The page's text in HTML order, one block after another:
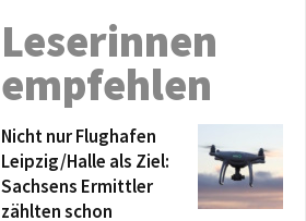
Leserinnen
empfehlen
Nicht nur Flughafen
Leipzig/Halle als Ziel:
Sachsens Ermittler
zählten schon